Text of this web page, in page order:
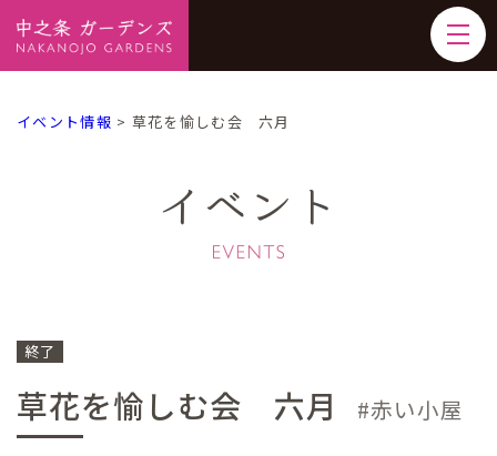
イベント情報 > 草花を愉しむ会 六月
イベント
終了
草花を愉しむ会 六月 赤い小屋